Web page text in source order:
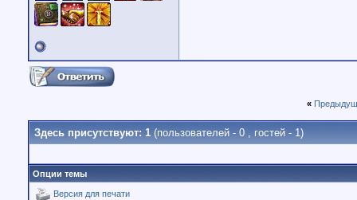
«
Здесь присутствуют: 1 (пользователей - 0 , гостей - 1)
Опции темы
Версия для печати